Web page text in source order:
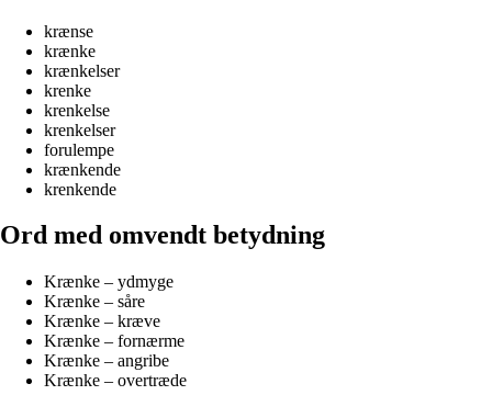
krænse
krænke
krænkelser
krenke
krenkelse
krenkelser
forulempe
krænkende
krenkende
Ord med omvendt betydning
Krænke – ydmyge
Krænke – såre
Krænke – kræve
Krænke – fornærme
Krænke – angribe
Krænke – overtræde